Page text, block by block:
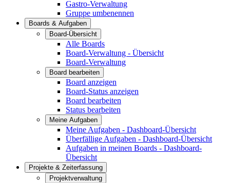
Gastro-Verwaltung
Gruppe umbenennen
Boards & Aufgaben
Board-Übersicht
Alle Boards
Board-Verwaltung - Übersicht
Board-Verwaltung
Board bearbeiten
Board anzeigen
Board-Status anzeigen
Board bearbeiten
Status bearbeiten
Meine Aufgaben
Meine Aufgaben - Dashboard-Übersicht
Überfällige Aufgaben - Dashboard-Übersicht
Aufgaben in meinen Boards - Dashboard-
Übersicht
Projekte & Zeiterfassung
Projektverwaltung